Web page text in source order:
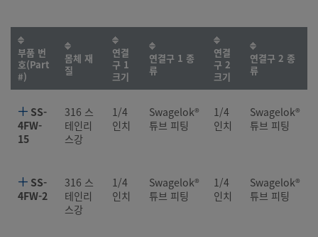
부품 번
호(Part
#)
몸체 재
질
연결
구 1
크기
연결구 1 종
류
연결
구 2
크기
연결구 2 종
류
SS-
4FW-
15
316 스
테인리
스강
1/4
인치
Swagelok®
튜브 피팅
1/4
인치
Swagelok®
튜브 피팅
SS-
4FW-2
316 스
테인리
스강
1/4
인치
Swagelok®
튜브 피팅
1/4
인치
Swagelok®
튜브 피팅